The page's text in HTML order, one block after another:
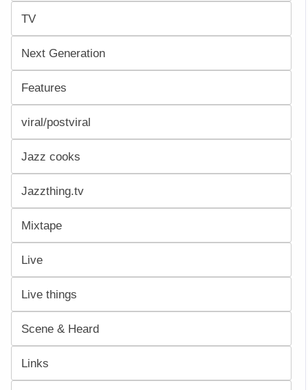
TV
Next Generation
Features
viral/postviral
Jazz cooks
Jazzthing.tv
Mixtape
Live
Live things
Scene & Heard
Links